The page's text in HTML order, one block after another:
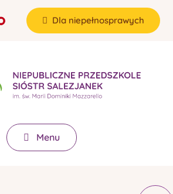
Dla niepełnosprawych
Menu